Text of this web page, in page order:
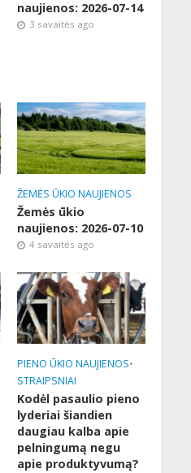
naujienos: 2026-07-14
3 savaitės ago
ŽEMĖS ŪKIO NAUJIENOS
Žemės ūkio
naujienos: 2026-07-10
4 savaitės ago
PIENO ŪKIO NAUJIENOS•
STRAIPSNIAI
Kodėl pasaulio pieno
lyderiai šiandien
daugiau kalba apie
pelningumą negu
apie produktyvumą?